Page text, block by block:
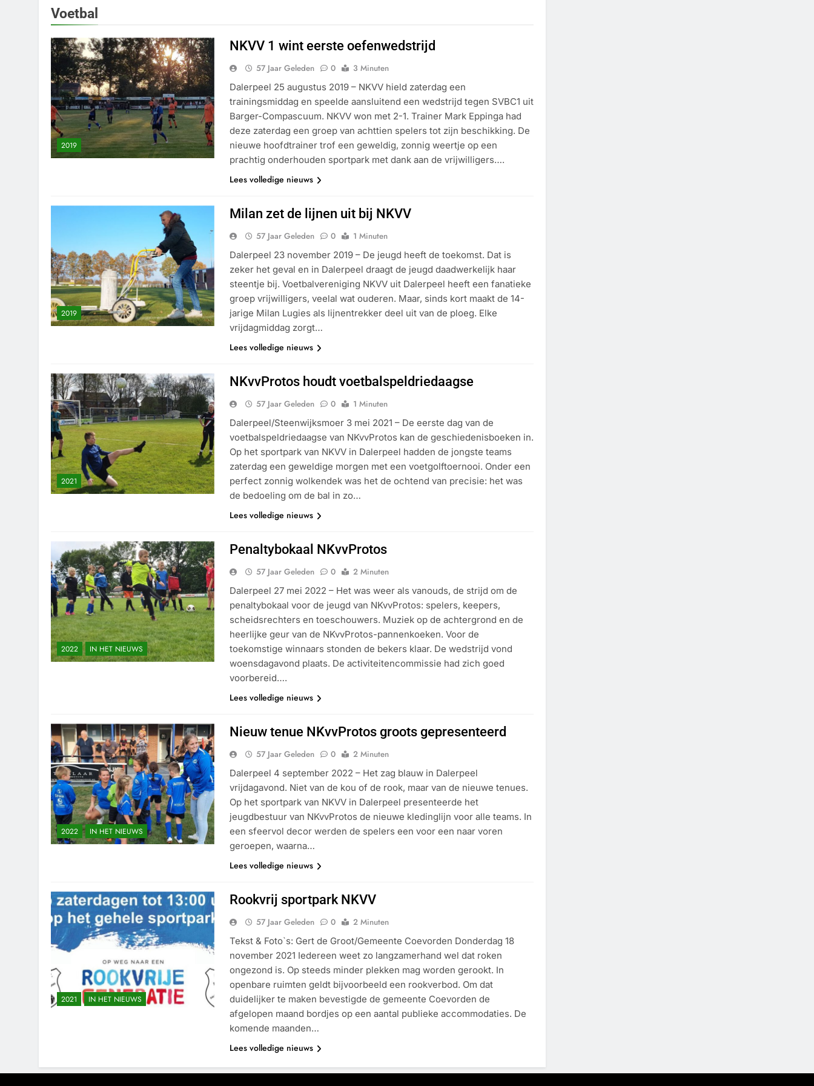
Voetbal
2019
NKVV 1 wint eerste oefenwedstrijd
57 Jaar Geleden 0
3 Minuten
Dalerpeel 25 augustus 2019 – NKVV hield zaterdag een
trainingsmiddag en speelde aansluitend een wedstrijd tegen SVBC1 uit
Barger-Compascuum. NKVV won met 2-1. Trainer Mark Eppinga had
deze zaterdag een groep van achttien spelers tot zijn beschikking. De
nieuwe hoofdtrainer trof een geweldig, zonnig weertje op een
prachtig onderhouden sportpark met dank aan de vrijwilligers….
Lees volledige nieuws
2019
Milan zet de lijnen uit bij NKVV
57 Jaar Geleden 0
1 Minuten
Dalerpeel 23 november 2019 – De jeugd heeft de toekomst. Dat is
zeker het geval en in Dalerpeel draagt de jeugd daadwerkelijk haar
steentje bij. Voetbalvereniging NKVV uit Dalerpeel heeft een fanatieke
groep vrijwilligers, veelal wat ouderen. Maar, sinds kort maakt de 14-
jarige Milan Lugies als lijnentrekker deel uit van de ploeg. Elke
vrijdagmiddag zorgt…
Lees volledige nieuws
2021
NKvvProtos houdt voetbalspeldriedaagse
57 Jaar Geleden 0
1 Minuten
Dalerpeel/Steenwijksmoer 3 mei 2021 – De eerste dag van de
voetbalspeldriedaagse van NKvvProtos kan de geschiedenisboeken in.
Op het sportpark van NKVV in Dalerpeel hadden de jongste teams
zaterdag een geweldige morgen met een voetgolftoernooi. Onder een
perfect zonnig wolkendek was het de ochtend van precisie: het was
de bedoeling om de bal in zo…
Lees volledige nieuws
2022 IN HET NIEUWS
Penaltybokaal NKvvProtos
57 Jaar Geleden 0
2 Minuten
Dalerpeel 27 mei 2022 – Het was weer als vanouds, de strijd om de
penaltybokaal voor de jeugd van NKvvProtos: spelers, keepers,
scheidsrechters en toeschouwers. Muziek op de achtergrond en de
heerlijke geur van de NKvvProtos-pannenkoeken. Voor de
toekomstige winnaars stonden de bekers klaar. De wedstrijd vond
woensdagavond plaats. De activiteitencommissie had zich goed
voorbereid….
Lees volledige nieuws
2022 IN HET NIEUWS
Nieuw tenue NKvvProtos groots gepresenteerd
57 Jaar Geleden 0
2 Minuten
Dalerpeel 4 september 2022 – Het zag blauw in Dalerpeel
vrijdagavond. Niet van de kou of de rook, maar van de nieuwe tenues.
Op het sportpark van NKVV in Dalerpeel presenteerde het
jeugdbestuur van NKvvProtos de nieuwe kledinglijn voor alle teams. In
een sfeervol decor werden de spelers een voor een naar voren
geroepen, waarna…
Lees volledige nieuws
2021 IN HET NIEUWS
Rookvrij sportpark NKVV
57 Jaar Geleden 0
2 Minuten
Tekst & Foto`s: Gert de Groot/Gemeente Coevorden Donderdag 18
november 2021 Iedereen weet zo langzamerhand wel dat roken
ongezond is. Op steeds minder plekken mag worden gerookt. In
openbare ruimten geldt bijvoorbeeld een rookverbod. Om dat
duidelijker te maken bevestigde de gemeente Coevorden de
afgelopen maand bordjes op een aantal publieke accommodaties. De
komende maanden…
Lees volledige nieuws